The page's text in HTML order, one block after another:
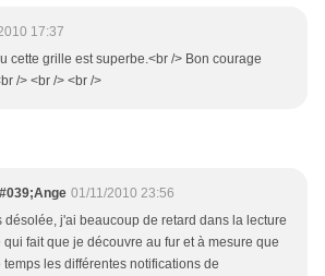
17:37
cette grille est superbe.<br /> Bon courage
/> <br /> <br />
01/11/2010 23:56
désolée, j'ai beaucoup de retard dans la lecture
qui fait que je découvre au fur et à mesure que
les différentes notifications de